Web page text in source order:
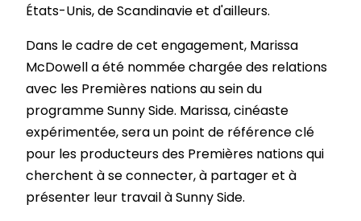
États-Unis, de Scandinavie et d'ailleurs.
Dans le cadre de cet engagement, Marissa
McDowell a été nommée chargée des relations
avec les Premières nations au sein du
programme Sunny Side. Marissa, cinéaste
expérimentée, sera un point de référence clé
pour les producteurs des Premières nations qui
cherchent à se connecter, à partager et à
présenter leur travail à Sunny Side.